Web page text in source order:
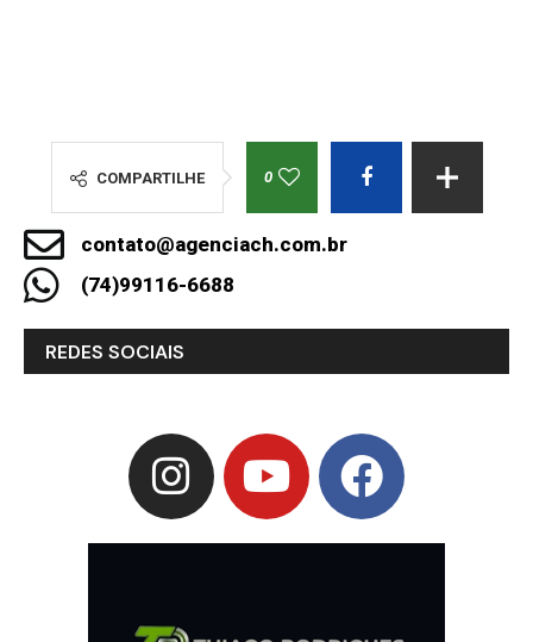
COMPARTILHE 0
contato@agenciach.com.br
(74)99116-6688
REDES SOCIAIS